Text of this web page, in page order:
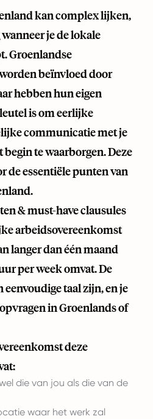
kan complex lijken,
je de lokale
Groenlandse
beïnvloed door
hebben hun eigen
is om eerlijke
communicatie met je
te waarborgen. Deze
de essentiële punten van
& must-have clausules
arbeidsovereenkomst
langer dan één maand
per week omvat. De
taal zijn, en je
in Groenlands of
deze
die van jou als die van de
waar het werk zal